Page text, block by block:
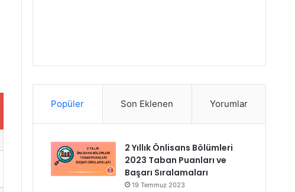
Popüler Son Eklenen Yorumlar
2 Yıllık Önlisans Bölümleri
2023 Taban Puanları ve
Başarı Sıralamaları
19 Temmuz 2023